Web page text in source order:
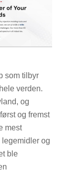
som tilbyr
verden.
og
og fremst
mest
og
ble